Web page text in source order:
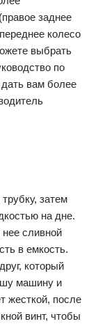
заднее
колесо
выбрать
по
вам более
затем
на дне.
сливной
в емкость.
который
машину и
жесткой, после
винт, чтобы